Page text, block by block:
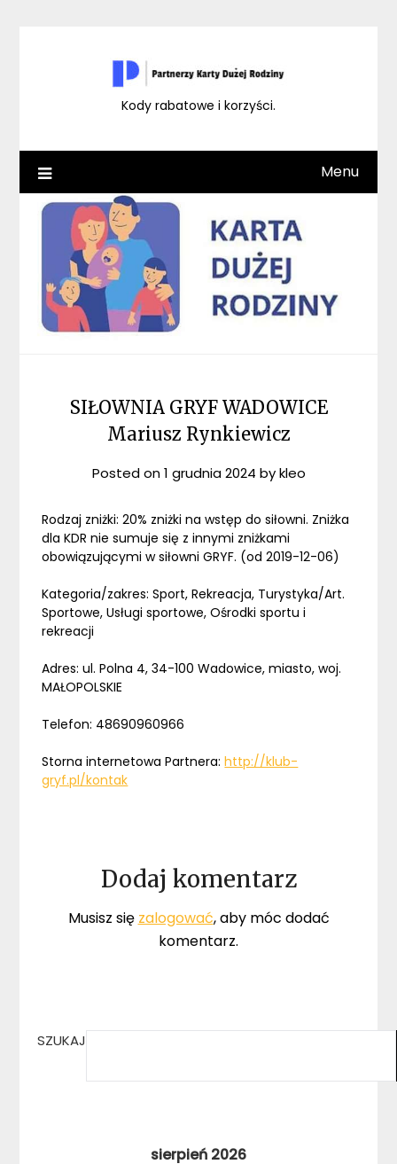
Kody rabatowe i korzyści.
Menu
SIŁOWNIA GRYF WADOWICE
Mariusz Rynkiewicz
Posted on1 grudnia 2024 bykleo
Rodzaj zniżki: 20% zniżki na wstęp do siłowni. Zniżka
dla KDR nie sumuje się z innymi zniżkami
obowiązującymi w siłowni GRYF. (od 2019-12-06)
Kategoria/zakres: Sport, Rekreacja, Turystyka/Art.
Sportowe, Usługi sportowe, Ośrodki sportu i
rekreacji
Adres: ul. Polna 4, 34-100 Wadowice, miasto, woj.
MAŁOPOLSKIE
Telefon: 48690960966
Storna internetowa Partnera:http://klub-
gryf.pl/kontak
Dodaj komentarz
Musisz się zalogować, aby móc dodać
komentarz.
SZUKAJ
sierpień 2026